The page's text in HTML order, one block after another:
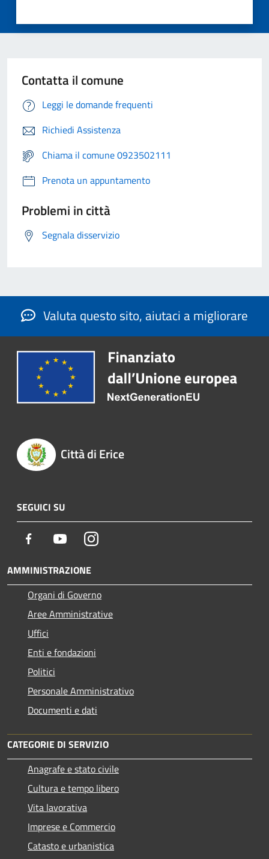
Contatta il comune
Leggi le domande frequenti
Richiedi Assistenza
Chiama il comune 0923502111
Prenota un appuntamento
Problemi in città
Segnala disservizio
Valuta questo sito, aiutaci a migliorare
Città di Erice
SEGUICI SU
Facebook YoutubeInstagram
AMMINISTRAZIONE
Organi di Governo
Aree Amministrative
Uffici
Enti e fondazioni
Politici
Personale Amministrativo
Documenti e dati
CATEGORIE DI SERVIZIO
Anagrafe e stato civile
Cultura e tempo libero
Vita lavorativa
Imprese e Commercio
Catasto e urbanistica